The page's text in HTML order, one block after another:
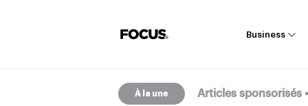
Business
À la une Articles sponsorisés